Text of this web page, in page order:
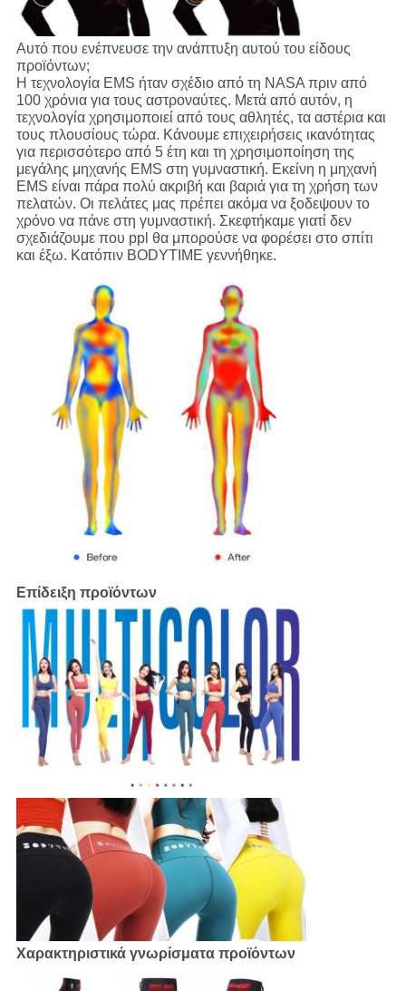
Αυτό που ενέπνευσε την ανάπτυξη αυτού του είδους
προϊόντων;
Η τεχνολογία EMS ήταν σχέδιο από τη NASA πριν από
100 χρόνια για τους αστροναύτες. Μετά από αυτόν, η
τεχνολογία χρησιμοποιεί από τους αθλητές, τα αστέρια και
τους πλουσίους τώρα. Κάνουμε επιχειρήσεις ικανότητας
για περισσότερο από 5 έτη και τη χρησιμοποίηση της
μεγάλης μηχανής EMS στη γυμναστική. Εκείνη η μηχανή
EMS είναι πάρα πολύ ακριβή και βαριά για τη χρήση των
πελατών. Οι πελάτες μας πρέπει ακόμα να ξοδεψουν το
χρόνο να πάνε στη γυμναστική. Σκεφτήκαμε γιατί δεν
σχεδιάζουμε που ppl θα μπορούσε να φορέσει στο σπίτι
και έξω. Κατόπιν BODYTIME γεννήθηκε.
Επίδειξη προϊόντων
Χαρακτηριστικά γνωρίσματα προϊόντων